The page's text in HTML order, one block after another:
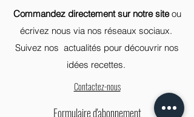
Commandez directement sur notre siteou
écrivez nous via nos réseaux sociaux.
Suivez nos actualités pour découvrir nos
idées recettes.
Contactez-nous
Formulaire d'abonnement